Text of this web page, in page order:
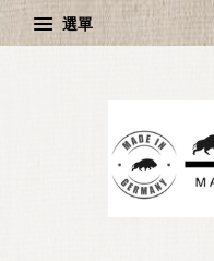
選單